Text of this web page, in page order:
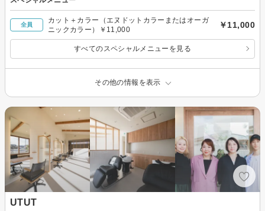
全員
カット＋カラー（エヌドットカラーまたはオーガ
ニックカラー）￥11,000
￥11,000
すべてのスペシャルメニューを見る
その他の情報を表示
UTUT